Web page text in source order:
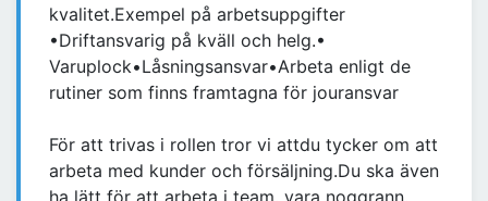
kvalitet.Exempel på arbetsuppgifter
•Driftansvarig på kväll och helg.•
Varuplock•Låsningsansvar•Arbeta enligt de
rutiner som finns framtagna för jouransvar
För att trivas i rollen tror vi attdu tycker om att
arbeta med kunder och försäljning.Du ska även